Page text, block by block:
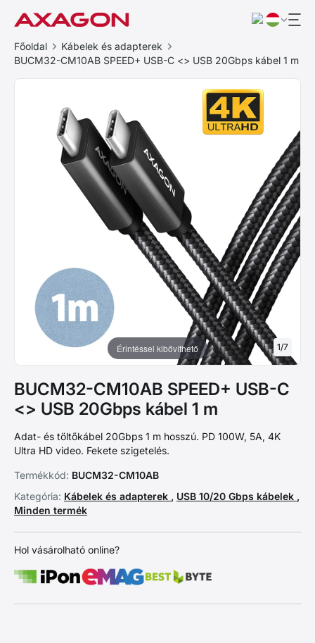
Főoldal
Kábelek és adapterek
BUCM32-CM10AB SPEED+ USB-C <> USB 20Gbps kábel 1 m
Érintéssel kibővíthető 1/7
BUCM32-CM10AB SPEED+ USB-C
<> USB 20Gbps kábel 1 m
Adat- és töltőkábel 20Gbps 1 m hosszú. PD 100W, 5A, 4K
Ultra HD video. Fekete szigetelés.
Termékkód: BUCM32-CM10AB
Kategória: Kábelek és adapterek , USB 10/20 Gbps kábelek ,
Minden termék
Hol vásárolható online?